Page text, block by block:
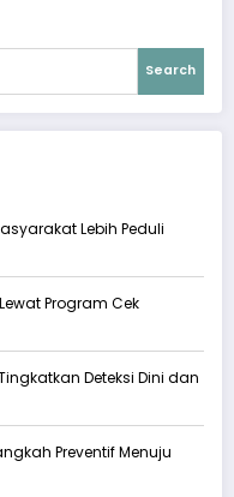
Search
Lebih Peduli
Program Cek
Deteksi Dini dan
Preventif Menuju